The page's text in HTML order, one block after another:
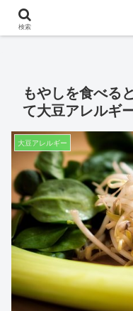
※このサイトはアフィリ
もやしを食べる
て大豆アレルギ
大豆アレルギー
検索